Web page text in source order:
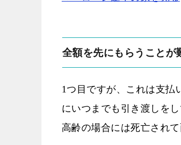
全額を先にもらうことが
1つ目ですが、これは支払
にいつまでも引き渡しを
高齢の場合には死亡され